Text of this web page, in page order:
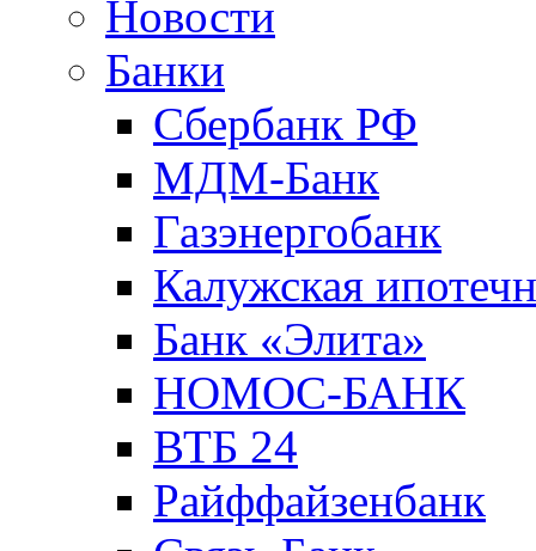
Новости
Банки
Сбербанк РФ
МДМ-Банк
Газэнергобанк
Калужская
Банк «Элита»
НОМОС-БАНК
ВТБ 24
Райффайзенбанк